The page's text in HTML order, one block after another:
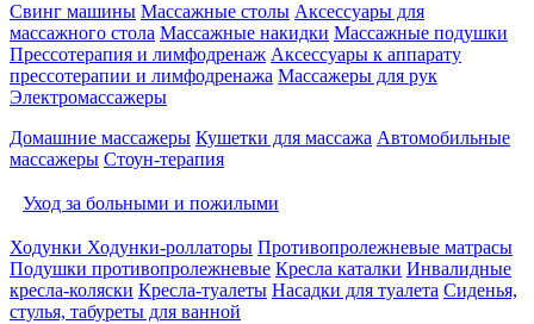
Свинг машины Массажные столы Аксессуары для
массажного стола Массажные накидки Массажные подушки
Прессотерапия и лимфодренаж Аксессуары к аппарату
прессотерапии и лимфодренажа Массажеры для рук
Электромассажеры
Домашние массажеры Кушетки для массажа Автомобильные
массажеры Стоун-терапия
Уход за больными и пожилыми
Ходунки Ходунки-роллаторы Противопролежневые матрасы
Подушки противопролежневые Кресла каталки Инвалидные
кресла-коляски Кресла-туалеты Насадки для туалета Сиденья,
стулья, табуреты для ванной